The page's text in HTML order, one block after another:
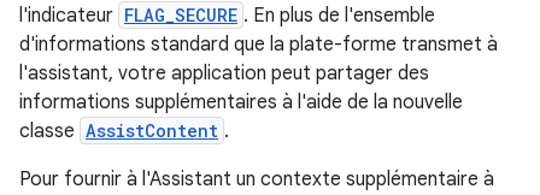
l'indicateur FLAG_SECURE . En plus de l'ensemble
d'informations standard que la plate-forme transmet à
l'assistant, votre application peut partager des
informations supplémentaires à l'aide de la nouvelle
classe AssistContent .
Pour fournir à l'Assistant un contexte supplémentaire à